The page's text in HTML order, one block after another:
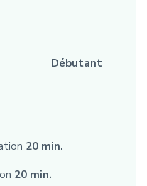
Débutant
20 min.
20 min.